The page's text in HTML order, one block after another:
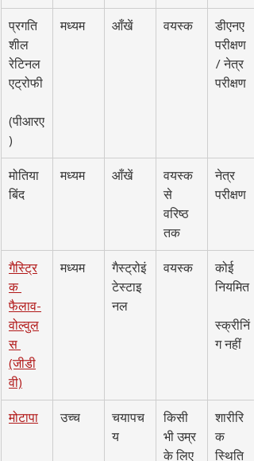
प्रगति
शील
रेटिनल
एट्रोफी
(पीआरए
)
मध्यम आँखें वयस्क
डीएनए
परीक्षण
/ नेत्र
परीक्षण
मोतिया
बिंद
मध्यम आँखें
वयस्क
से
वरिष्ठ
तक
नेत्र
परीक्षण
गैस्ट्रि
क
फैलाव-
वोल्वुल
स
(जीडी
वी)
मध्यम
गैस्ट्रोइं
टेस्टाइ
नल
वयस्क
कोई
नियमित
स्क्रीनिं
ग नहीं
मोटापा उच्च
चयापच
य
किसी
भी उम्र
के लिए
शारीरि
क
स्थिति